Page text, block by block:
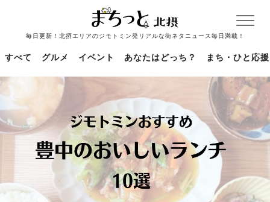
毎日更新！北摂エリアのジモトミン発リアルな街ネタニュース毎日満載！
すべて グルメ イベント あなたはどっち？ まち・ひと応援